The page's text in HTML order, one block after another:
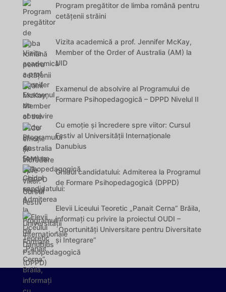
Program pregătitor de limba română pentru
cetățenii străini
Vizita academică a prof. Jennifer McKay,
Member of the Order of Australia (AM) la
UID
Examenul de absolvire al Programului de
Formare Psihopedagogică – DPPD Nivelul II
Cu emoție și încredere spre viitor: Cursul
Festiv al Universității Internaționale
Danubius
Ghidul candidatului: Admiterea la Programul
de Formare Psihopedagogică (DPPD)
Elevii Liceului Teoretic „Panait Cerna” Brăila,
informați cu privire la proiectul OUDI –
„Oportunități Universitare pentru Diversitate
și Integrare”